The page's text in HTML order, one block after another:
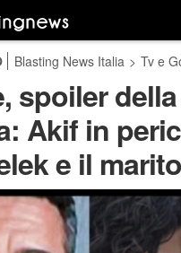
Blasting News Italia > Tv e
spoiler
Akif in
e il